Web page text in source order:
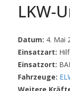
LKW-
Datum: 4. Mai
Einsatzart:
Einsatzort:
Fahrzeuge: